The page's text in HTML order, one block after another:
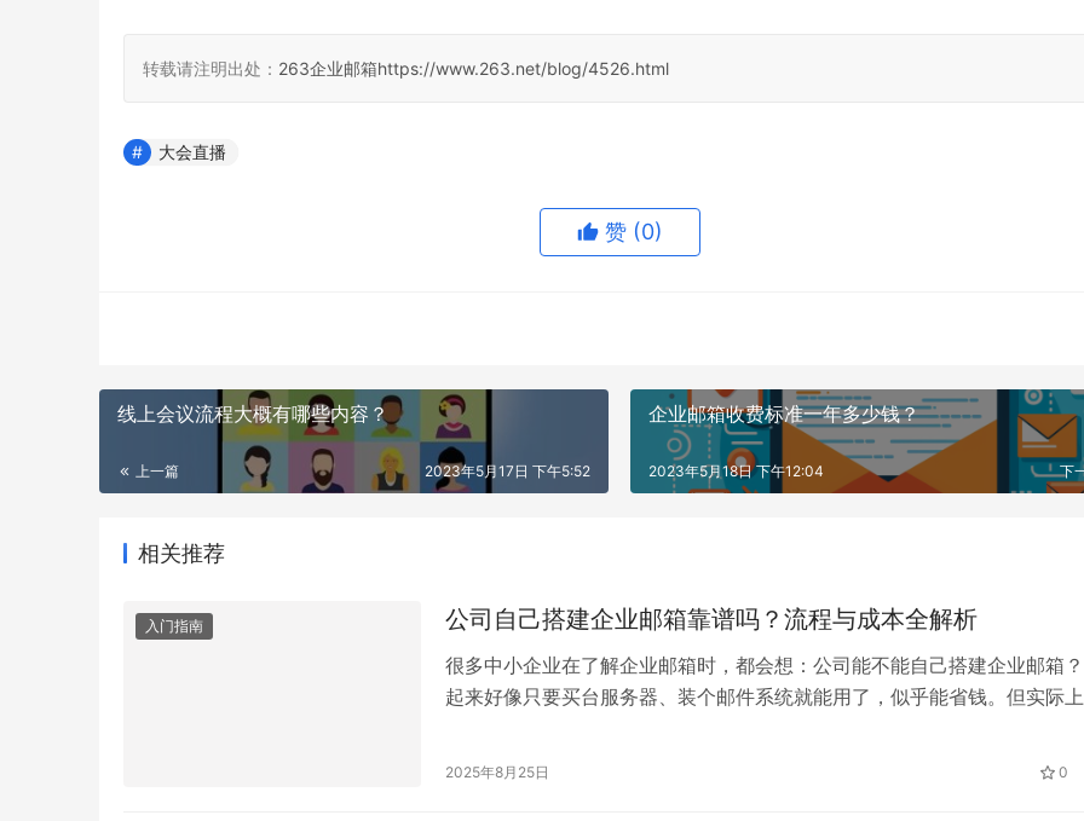
转载请注明出处： 263企业邮箱https://www.263.net/blog/4526.html
大会直播
赞 (0)
线上会议流程大概有哪些内容？
上一篇 2023年5月17日 下午5:52
企业邮箱收费标准一年多少钱？
下
2023年5月18日 下午12:04
相关推荐
入门指南 公司自己搭建企业邮箱靠谱吗？流程与成本全解析
很多中小企业在了解企业邮箱时，都会想：公司能不能自己搭建企业邮箱
起来好像只要买台服务器、装个邮件系统就能用了，似乎能省钱。但实际
己搭建企业邮箱在理论上是可行的，但对绝大多数企业来说并不划算。流
2025年8月25日 0